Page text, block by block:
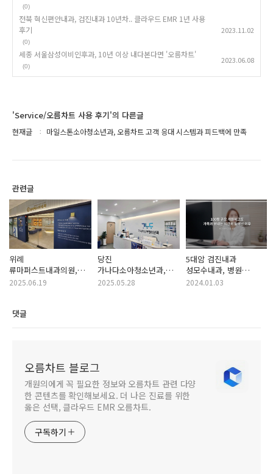
(0)
전북 혁신편안내과, 검진내과 10년차.. 클라우드 EMR 1년 사용
후기
(0)
2023.11.02
세종 서울삼성이비인후과, 10년 이상 내다본다면 '오름차트'
(0)
2023.06.08
'Service/오름차트 사용 후기'의 다른글
현재글 마일스톤소아청소년과, 오름차트 고객 응대 시스템과 피드백에 만족
관련글
위례
류마퍼스트내과의원,
정성이 많이 들어간
2025.06.19
당진
가나다소아청소년과,
오름차트와 연동되는
2025.05.28
5대암 검진내과
성모수내과, 병원
진료차트 오름차트
2024.01.03
댓글
오름차트 블로그
개원의에게 꼭 필요한 정보와 오름차트 관련 다양
한 콘텐츠를 확인해보세요. 더 나은 진료를 위한
옳은 선택, 클라우드 EMR 오름차트.
구독하기